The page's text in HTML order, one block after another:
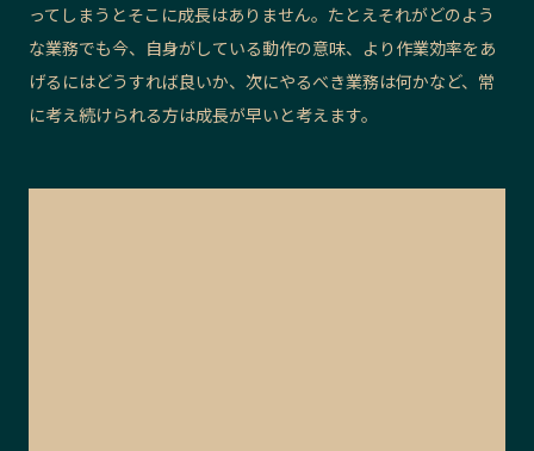
ってしまうとそこに成長はありません。たとえそれがどのよう
な業務でも今、自身がしている動作の意味、より作業効率をあ
げるにはどうすれば良いか、次にやるべき業務は何かなど、常
に考え続けられる方は成長が早いと考えます。